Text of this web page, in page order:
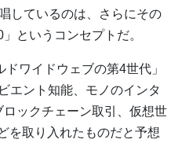
しているのは、さらにその
というコンセプトだ。
ワイドウェブの第4世代」
エント知能、モノのインタ
ックチェーン取引、仮想世
を取り入れたものだと予想